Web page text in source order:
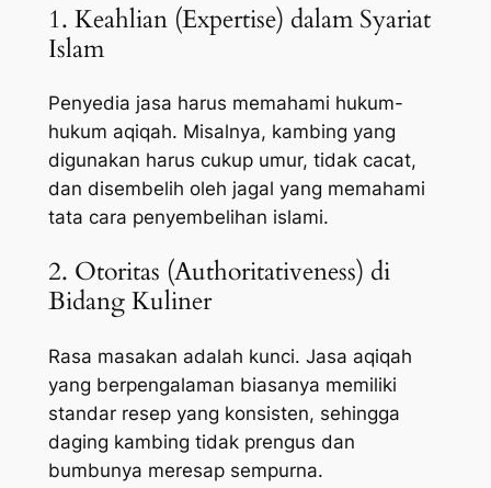
1. Keahlian (Expertise) dalam Syariat
Islam
Penyedia jasa harus memahami hukum-
hukum aqiqah. Misalnya, kambing yang
digunakan harus cukup umur, tidak cacat,
dan disembelih oleh jagal yang memahami
tata cara penyembelihan islami.
2. Otoritas (Authoritativeness) di
Bidang Kuliner
Rasa masakan adalah kunci. Jasa aqiqah
yang berpengalaman biasanya memiliki
standar resep yang konsisten, sehingga
daging kambing tidak prengus dan
bumbunya meresap sempurna.